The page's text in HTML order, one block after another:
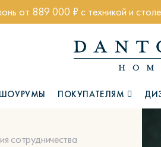
от 889 000 ₽ с техникой и
ШОУРУМЫ ПОКУПАТЕЛЯМ
сотрудничества